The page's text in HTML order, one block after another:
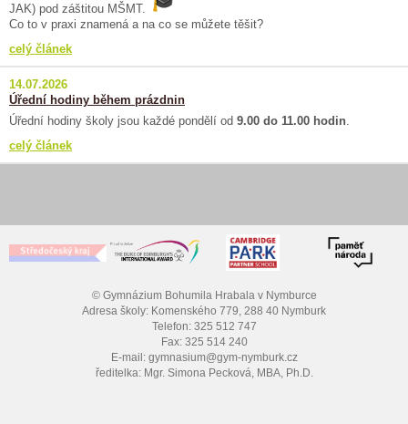
JAK) pod záštitou MŠMT.
Co to v praxi znamená a na co se můžete těšit?
celý článek
14.07.2026
Úřední hodiny během prázdnin
Úřední hodiny školy jsou každé pondělí od 9.00 do 11.00 hodin
celý článek
© Gymnázium Bohumila Hrabala v Nymburce
Adresa školy: Komenského 779, 288 40 Nymburk
Telefon: 325 512 747
Fax: 325 514 240
E-mail: gymnasium@gym-nymburk.cz
ředitelka: Mgr. Simona Pecková, MBA, Ph.D.